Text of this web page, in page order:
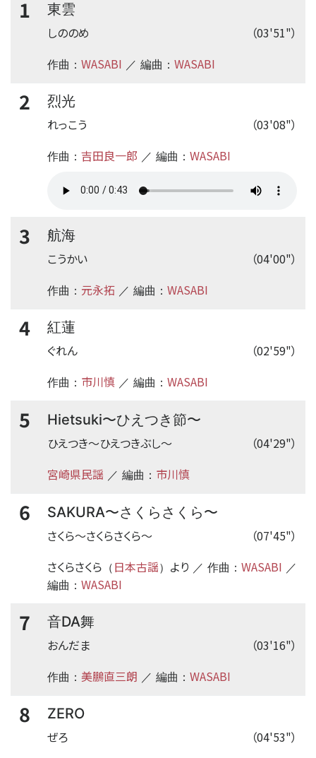
1
東雲
（03'51"）
しののめ
作曲： WASABI ／ 編曲： WASABI
2
烈光
（03'08"）
れっこう
作曲： 吉田良一郎 ／ 編曲： WASABI
3
航海
（04'00"）
こうかい
作曲： 元永拓 ／ 編曲： WASABI
4
紅蓮
（02'59"）
ぐれん
作曲： 市川慎 ／ 編曲： WASABI
5 Hietsuki〜ひえつき節〜
（04'29"）
ひえつき〜ひえつきぶし〜
宮崎県民謡 ／ 編曲： 市川慎
6 SAKURA〜さくらさくら〜
（07'45"）
さくら〜さくらさくら〜
さくらさくら （ 日本古謡） より ／ 作曲： WASABI ／
編曲： WASABI
7
音DA舞
（03'16"）
おんだま
作曲： 美鵬直三朗 ／ 編曲： WASABI
8
ZERO
（04'53"）
ぜろ